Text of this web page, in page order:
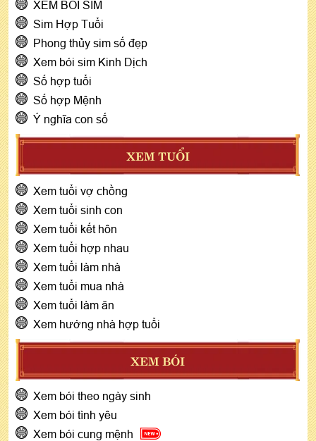
XEM BÓI SIM
Sim Hợp Tuổi
Phong thủy sim số đẹp
Xem bói sim Kinh Dịch
Số hợp tuổi
Số hợp Mệnh
Ý nghĩa con số
XEM TUỔI
Xem tuổi vợ chồng
Xem tuổi sinh con
Xem tuổi kết hôn
Xem tuổi hợp nhau
Xem tuổi làm nhà
Xem tuổi mua nhà
Xem tuổi làm ăn
Xem hướng nhà hợp tuổi
XEM BÓI
Xem bói theo ngày sinh
Xem bói tình yêu
Xem bói cung mệnh